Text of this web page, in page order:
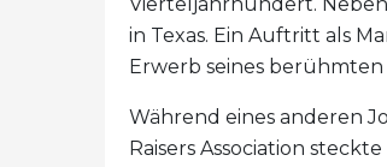
in Texas. Ein Auftritt als
Erwerb seines
Während eines anderen
Raisers Association